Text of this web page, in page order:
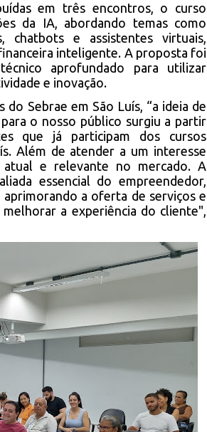
em três encontros, o curso
da IA, abordando temas como
chatbots e assistentes virtuais,
inteligente. A proposta foi
aprofundado para utilizar
e inovação.
Sebrae em São Luís, “a ideia de
o nosso público surgiu a partir
que já participam dos cursos
Além de atender a um interesse
e relevante no mercado. A
essencial do empreendedor,
a oferta de serviços e
a experiência do cliente",